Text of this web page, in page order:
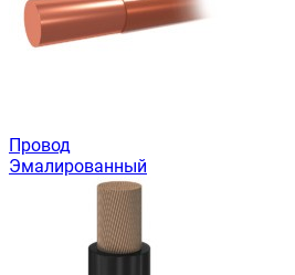
Провод
Эмалированный